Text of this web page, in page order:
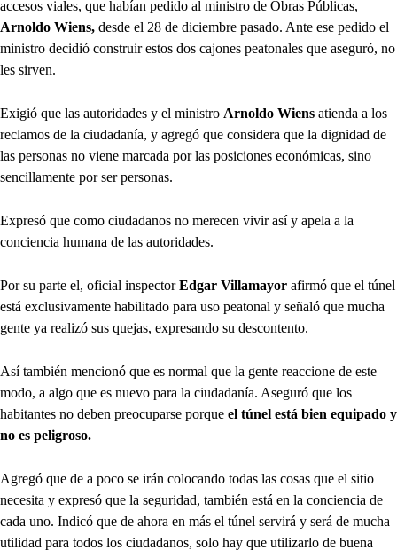
accesos viales, que habían pedido al ministro de Obras Públicas,
Arnoldo Wiens, desde el 28 de diciembre pasado. Ante ese pedido el
ministro decidió construir estos dos cajones peatonales que aseguró, no
les sirven.
Exigió que las autoridades y el ministro Arnoldo Wiens atienda a los
reclamos de la ciudadanía, y agregó que considera que la dignidad de
las personas no viene marcada por las posiciones económicas, sino
sencillamente por ser personas.
Expresó que como ciudadanos no merecen vivir así y apela a la
conciencia humana de las autoridades.
Por su parte el, oficial inspectorEdgar Villamayor afirmó que el túnel
está exclusivamente habilitado para uso peatonal y señaló que mucha
gente ya realizó sus quejas, expresando su descontento.
Así también mencionó que es normal que la gente reaccione de este
modo, a algo que es nuevo para la ciudadanía. Aseguró que los
habitantes no deben preocuparse porque el túnel está bien equipado y
no es peligroso.
Agregó que de a poco se irán colocando todas las cosas que el sitio
necesita y expresó que la seguridad, también está en la conciencia de
cada uno. Indicó que de ahora en más el túnel servirá y será de mucha
utilidad para todos los ciudadanos, solo hay que utilizarlo de buena